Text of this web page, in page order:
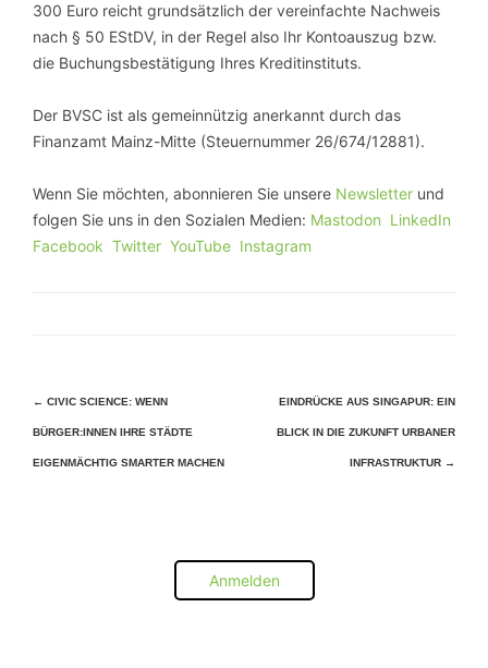
300 Euro reicht grundsätzlich der vereinfachte Nachweis
nach § 50 EStDV, in der Regel also Ihr Kontoauszug bzw.
die Buchungsbestätigung Ihres Kreditinstituts.
Der BVSC ist als gemeinnützig anerkannt durch das
Finanzamt Mainz-Mitte (Steuernummer 26/674/12881).
Wenn Sie möchten, abonnieren Sie unsere Newsletter und
folgen Sie uns in den Sozialen Medien: Mastodon LinkedIn
Facebook Twitter YouTube Instagram
Beitragsnavigation
← CIVIC SCIENCE: WENN
BÜRGER:INNEN IHRE STÄDTE
EIGENMÄCHTIG SMARTER MACHEN
EINDRÜCKE AUS SINGAPUR: EIN
BLICK IN DIE ZUKUNFT URBANER
INFRASTRUKTUR →
Anmelden